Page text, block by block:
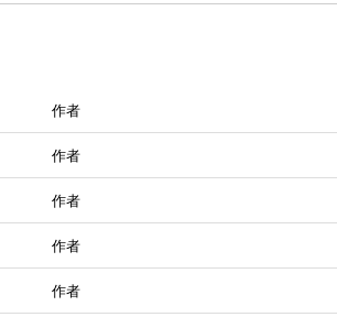
作者
作者
作者
作者
作者